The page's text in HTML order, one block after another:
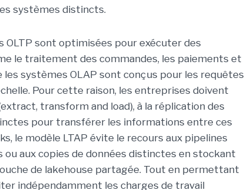
systèmes distincts.
OLTP sont optimisées pour exécuter des
le traitement des commandes, les paiements et
les systèmes OLAP sont conçus pour les requêtes
Pour cette raison, les entreprises doivent
transform and load), à la réplication des
pour transférer les informations entre ces
le modèle LTAP évite le recours aux pipelines
ou aux copies de données distinctes en stockant
de lakehouse partagée. Tout en permettant
indépendamment les charges de travail